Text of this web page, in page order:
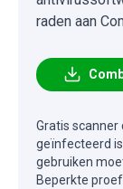
raden aan
Gratis
geïnfecteerd
gebruiken
Beperkte